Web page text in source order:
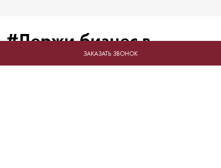
ЗАКАЗАТЬ ЗВОНОК
#Держи бизнес в
форме!